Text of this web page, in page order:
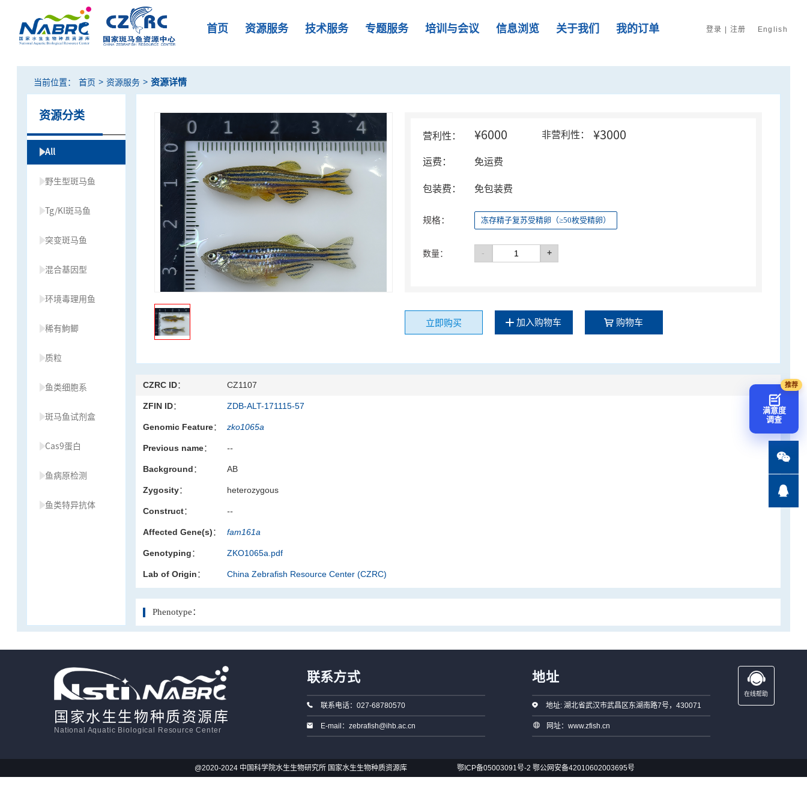
首页 资源服务 技术服务 专题服务 培训与会议 信息浏览 关于我们 我的订单 登录 | 注册 English
当前位置： 首页 > 资源服务 > 资源详情
资源分类
All
野生型斑马鱼
Tg/KI斑马鱼
突变斑马鱼
混合基因型
环境毒理用鱼
稀有鮈鲫
质粒
鱼类细胞系
斑马鱼试剂盒
Cas9蛋白
鱼病原检测
鱼类特异抗体
营利性： ¥6000 非营利性： ¥3000
运费： 免运费
包装费： 免包装费
规格： 冻存精子复苏受精卵（≥50枚受精卵）
数量： - +
立即购买 加入购物车 购物车
CZRC ID： CZ1107
ZFIN ID： ZDB-ALT-171115-57
Genomic Feature： zko1065a
Previous name： --
Background： AB
Zygosity： heterozygous
Construct： --
Affected Gene(s)： fam161a
Genotyping： ZKO1065a.pdf
Lab of Origin： China Zebrafish Resource Center (CZRC)
Phenotype：
国家水生生物种质资源库
National Aquatic Biological Resource Center
联系方式
联系电话：027-68780570
E-mail：zebrafish@ihb.ac.cn
地址
地址: 湖北省武汉市武昌区东湖南路7号，430071
网址：www.zfish.cn
在线帮助
@2020-2024 中国科学院水生生物研究所 国家水生生物种质资源库 鄂ICP备05003091号-2 鄂公网安备42010602003695号
满意度
调查

